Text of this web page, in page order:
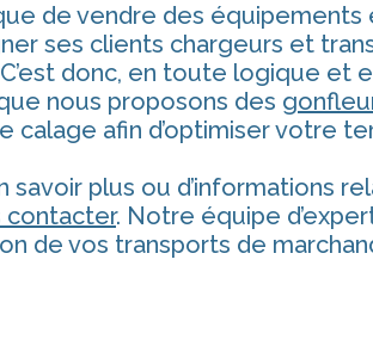
de vendre des équipements
ses clients chargeurs et
donc, en toute logique et
nous proposons des
calage afin d’optimiser votre
savoir plus ou d’informations
contacter. Notre équipe
de vos transports de